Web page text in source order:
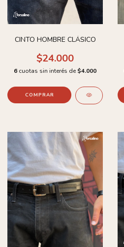
CINTO HOMBRE CLÁSICO
$24.000
6 cuotas sin interés de $4.000
COMPRAR